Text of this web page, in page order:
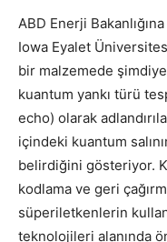
ABD Enerji
Iowa Eyalet
bir malzemede
kuantum yankı türü
echo) olarak
içindeki kuantum
belirdiğini gösteriyor.
kodlama ve geri
süperiletkenlerin
teknolojileri alanında